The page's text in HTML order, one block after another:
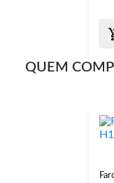
QUEM